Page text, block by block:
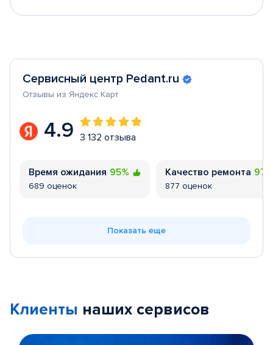
Сервисный центр Pedant.ru
Отзывы из Яндекс Карт
4.9 3 132 отзыва
Время ожидания 95%
689 оценок
Качество ремонта
877 оценок
Показать еще
Клиенты наших сервисов